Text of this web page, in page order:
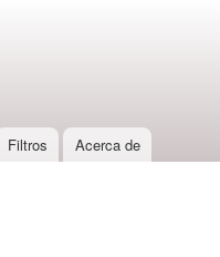
Filtros Acerca de